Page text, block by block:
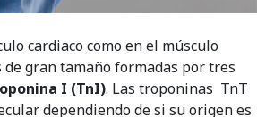
cardiaco como en el músculo
gran tamaño formadas por tres
I (TnI). Las troponinas TnT
dependiendo de si su origen es